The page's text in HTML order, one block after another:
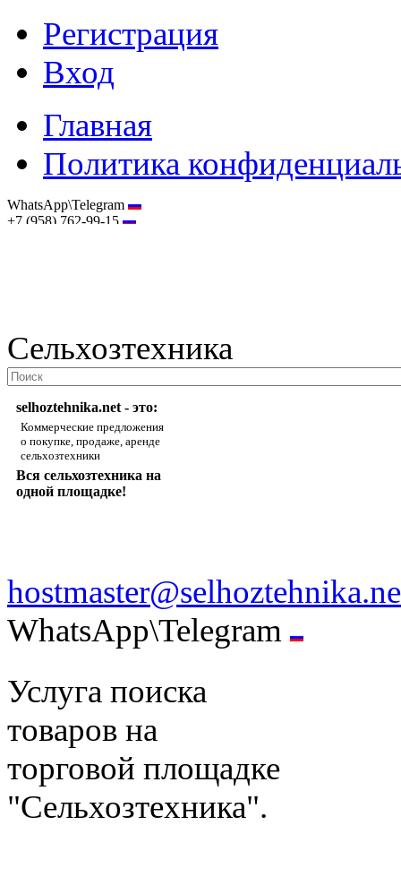
Регистрация
Вход
Главная
Политика
WhatsApp\Telegram
+7 (958) 762-99-15
Сельхозтехника
selhoztehnika.net - это:
Коммерческие предложения
о покупке, продаже, аренде
сельхозтехники
Вся сельхозтехника на
одной площадке!
WhatsApp\Telegram
Услуга поиска
товаров на
торговой площадке
"Сельхозтехника".